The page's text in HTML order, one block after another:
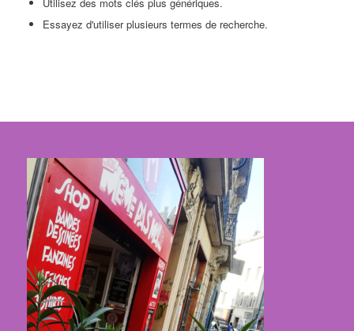
Essayez d'utiliser plusieurs termes de recherche.